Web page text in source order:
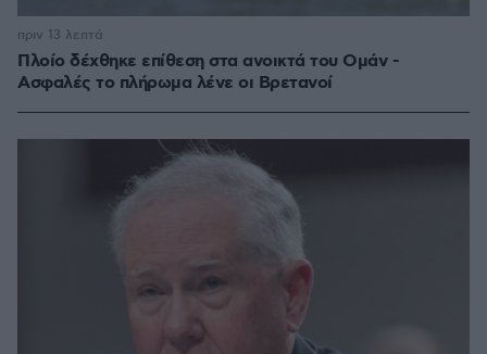
Πλοίο δέχθηκε επίθεση στα ανοικτά του Ομάν -
Ασφαλές το πλήρωμα λένε οι Βρετανοί
πριν 13 λεπτά